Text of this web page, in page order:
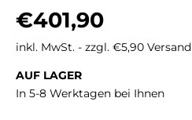
Normaler Preis
€401,90
inkl. MwSt. - zzgl. €5,90 Versand
AUF LAGER
In 5-8 Werktagen bei Ihnen